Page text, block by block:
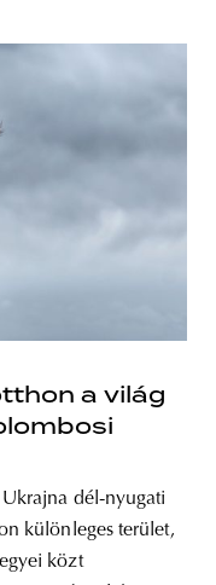
a világ
dél-nyugati
különleges terület,
közt